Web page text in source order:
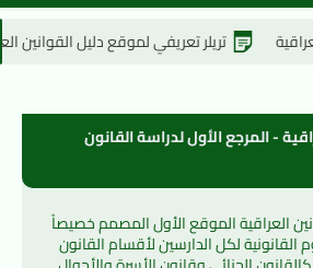
تريلر تعريفي لموقع دليل القوانين العراقية